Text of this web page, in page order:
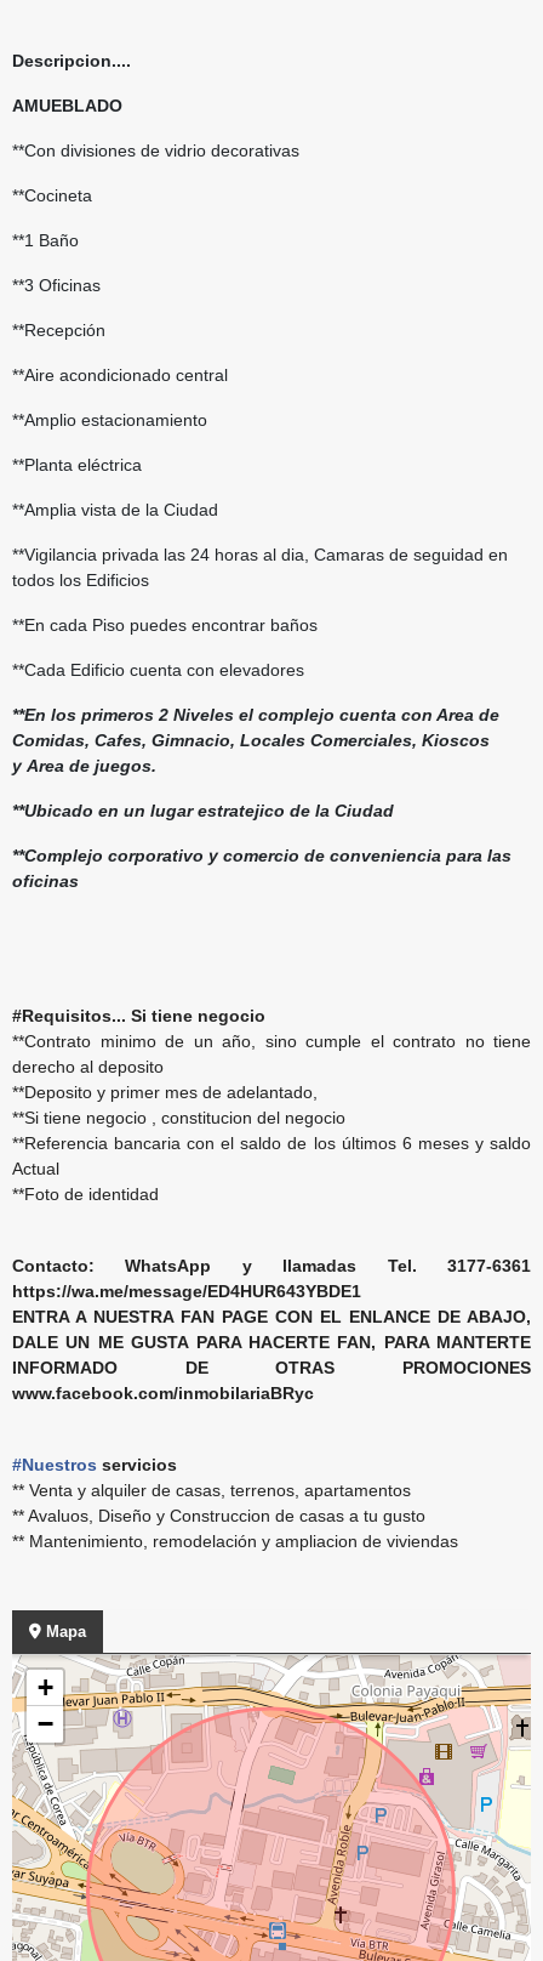
Descripcion....
AMUEBLADO
**Con divisiones de vidrio decorativas
**Cocineta
**1 Baño
**3 Oficinas
**Recepción
**Aire acondicionado central
**Amplio estacionamiento
**Planta eléctrica
**Amplia vista de la Ciudad
**Vigilancia privada las 24 horas al dia, Camaras de seguidad en
todos los Edificios
**En cada Piso puedes encontrar baños
**Cada Edificio cuenta con elevadores
**En los primeros 2 Niveles el complejo cuenta con Area de
Comidas, Cafes, Gimnacio, Locales Comerciales, Kioscos
y Area de juegos.
**Ubicado en un lugar estratejico de la Ciudad
**Complejo corporativo y comercio de conveniencia para las
oficinas
#Requisitos... Si tiene negocio
**Contrato minimo de un año, sino cumple el contrato no tiene
derecho al deposito
**Deposito y primer mes de adelantado,
**Si tiene negocio , constitucion del negocio
**Referencia bancaria con el saldo de los últimos 6 meses y saldo
Actual
**Foto de identidad
Contacto: WhatsApp y llamadas Tel. 3177-6361
https://wa.me/message/ED4HUR643YBDE1
ENTRA A NUESTRA FAN PAGE CON EL ENLANCE DE ABAJO,
DALE UN ME GUSTA PARA HACERTE FAN, PARA MANTERTE
INFORMADO DE OTRAS PROMOCIONES
www.facebook.com/inmobilariaBRyc
#Nuestros servicios
** Venta y alquiler de casas, terrenos, apartamentos
** Avaluos, Diseño y Construccion de casas a tu gusto
** Mantenimiento, remodelación y ampliacion de viviendas
Mapa
+
−